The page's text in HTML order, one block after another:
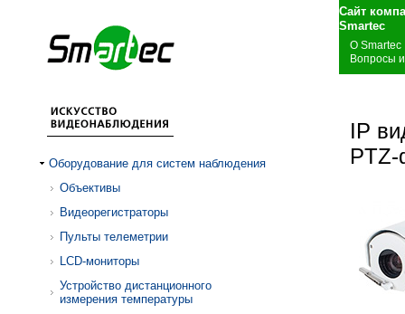
Сайт
О Smartec
Вопросы
Оборудование для систем наблюдения
Объективы
Видеорегистраторы
Пульты телеметрии
LCD-мониторы
Устройство дистанционного
измерения температуры
IP